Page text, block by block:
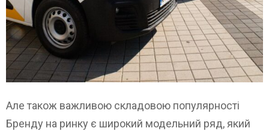
Але також важливою складовою популярності
Бренду на ринку є широкий модельний ряд, який